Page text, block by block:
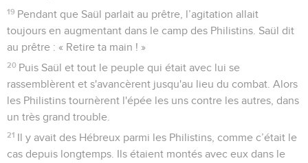
19 Pendant que Saül parlait au prêtre, l’agitation allait
toujours en augmentant dans le camp des Philistins. Saül dit
au prêtre : « Retire ta main ! »
20 Puis Saül et tout le peuple qui était avec lui se
rassemblèrent et s'avancèrent jusqu'au lieu du combat. Alors
les Philistins tournèrent l'épée les uns contre les autres, dans
un très grand trouble.
21 Il y avait des Hébreux parmi les Philistins, comme c’était le
cas depuis longtemps. Ils étaient montés avec eux dans le